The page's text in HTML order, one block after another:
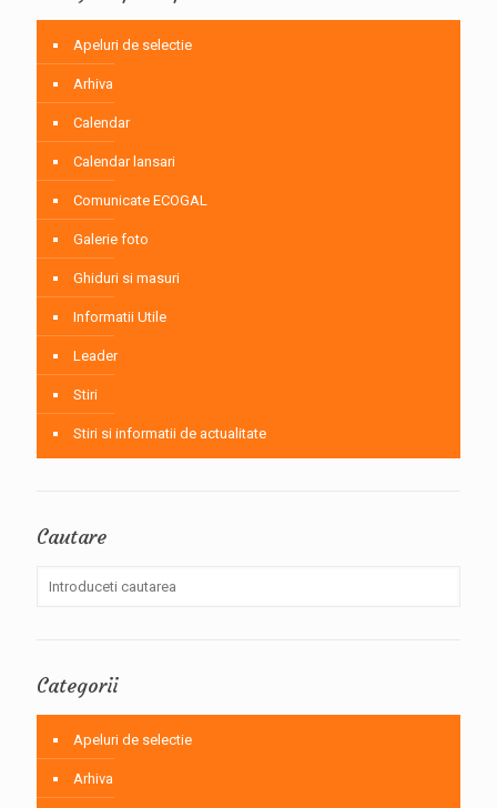
Apeluri de selectie
Arhiva
Calendar
Calendar lansari
Comunicate ECOGAL
Galerie foto
Ghiduri si masuri
Informatii Utile
Leader
Stiri
Stiri si informatii de actualitate
Cautare
Categorii
Apeluri de selectie
Arhiva